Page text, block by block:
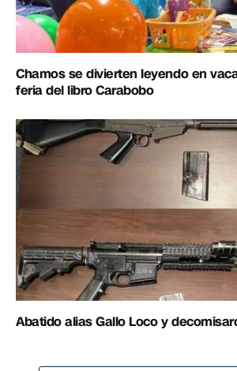
Chamos se divierten leyendo en
feria del libro Carabobo
Abatido alias Gallo Loco y